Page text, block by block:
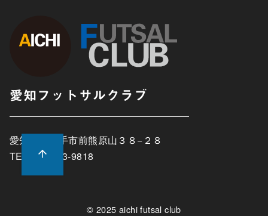
愛知フットサルクラブ
愛知県長久手市前熊原山３８−２８
TEL:0561-63-9818
© 2025 aichi futsal club